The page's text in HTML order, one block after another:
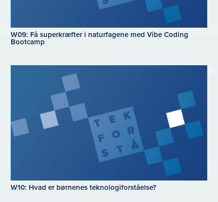
W09: Få superkræfter i naturfagene med Vibe Coding
Bootcamp
W10: Hvad er børnenes teknologiforståelse?